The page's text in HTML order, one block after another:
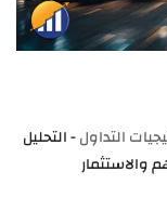
التداول-التحليل
والاستثمار